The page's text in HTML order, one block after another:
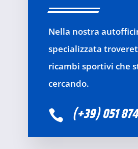
Nella nostra
specializzata
ricambi sportivi che
cercando.
 (+39) 051